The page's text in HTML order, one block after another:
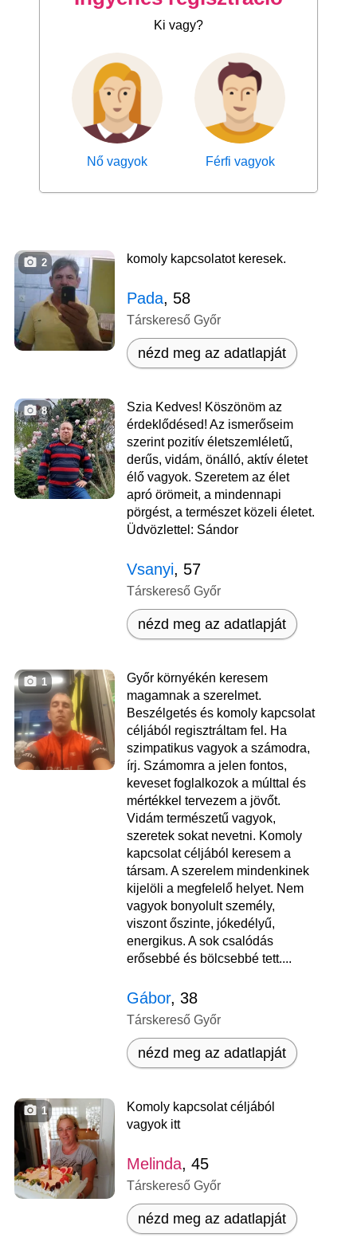
Ki vagy?
Nő vagyok Férfi vagyok
2 komoly kapcsolatot keresek.
Pada, 58
Társkereső Győr
nézd meg az adatlapját
8
Szia Kedves! Köszönöm az
érdeklődésed! Az ismerőseim
szerint pozitív életszemléletű,
derűs, vidám, önálló, aktív életet
élő vagyok. Szeretem az élet
apró örömeit, a mindennapi
pörgést, a természet közeli életet.
Üdvözlettel: Sándor
Vsanyi, 57
Társkereső Győr
nézd meg az adatlapját
1
Győr környékén keresem
magamnak a szerelmet.
Beszélgetés és komoly kapcsolat
céljából regisztráltam fel. Ha
szimpatikus vagyok a számodra,
írj. Számomra a jelen fontos,
keveset foglalkozok a múlttal és
mértékkel tervezem a jövőt.
Vidám természetű vagyok,
szeretek sokat nevetni. Komoly
kapcsolat céljából keresem a
társam. A szerelem mindenkinek
kijelöli a megfelelő helyet. Nem
vagyok bonyolult személy,
viszont őszinte, jókedélyű,
energikus. A sok csalódás
erősebbé és bölcsebbé tett....
Gábor, 38
Társkereső Győr
nézd meg az adatlapját
1
Komoly kapcsolat céljából
vagyok itt
Melinda, 45
Társkereső Győr
nézd meg az adatlapját